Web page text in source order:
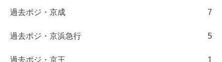
過去ポジ・京成 7
過去ポジ・京浜急行 5
過去ポジ・京王 1